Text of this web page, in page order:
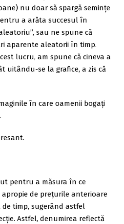
nu doar să spargă semințe
a arăta succesul în
sau ne spune că
aparente aleatorii în timp.
lucru, am spune că cineva a
uitându-se la grafice, a zis că
în care oamenii bogați
pentru a măsura în ce
de prețurile anterioare
timp, sugerând astfel
Astfel, denumirea reflectă